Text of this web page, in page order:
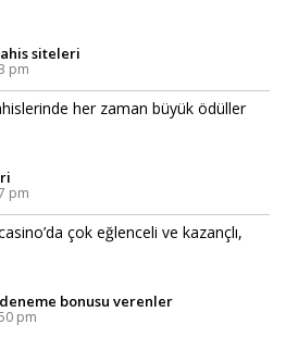
siteleri
pm
her zaman büyük ödüller
pm
çok eğlenceli ve kazançlı,
bonusu verenler
pm